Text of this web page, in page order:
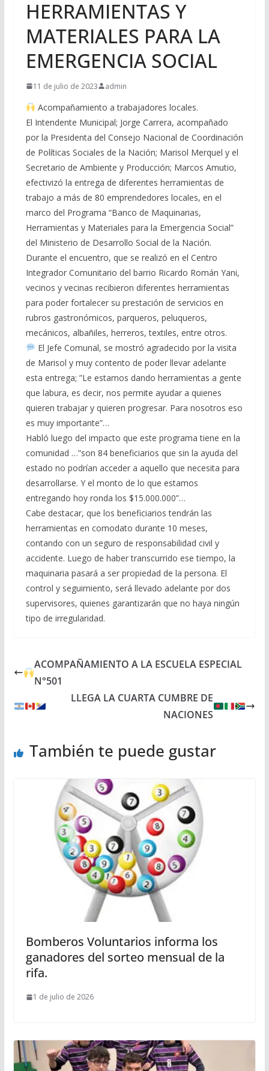
HERRAMIENTAS Y
MATERIALES PARA LA
EMERGENCIA SOCIAL
11 de julio de 2023 admin
Acompañamiento a trabajadores locales.
El Intendente Municipal; Jorge Carrera, acompañado
por la Presidenta del Consejo Nacional de Coordinación
de Políticas Sociales de la Nación; Marisol Merquel y el
Secretario de Ambiente y Producción; Marcos Amutio,
efectivizó la entrega de diferentes herramientas de
trabajo a más de 80 emprendedores locales, en el
marco del Programa “Banco de Maquinarias,
Herramientas y Materiales para la Emergencia Social”
del Ministerio de Desarrollo Social de la Nación.
Durante el encuentro, que se realizó en el Centro
Integrador Comunitario del barrio Ricardo Román Yani,
vecinos y vecinas recibieron diferentes herramientas
para poder fortalecer su prestación de servicios en
rubros gastronómicos, parqueros, peluqueros,
mecánicos, albañiles, herreros, textiles, entre otros.
El Jefe Comunal, se mostró agradecido por la visita
de Marisol y muy contento de poder llevar adelante
esta entrega; ”Le estamos dando herramientas a gente
que labura, es decir, nos permite ayudar a quienes
quieren trabajar y quieren progresar. Para nosotros eso
es muy importante”…
Habló luego del impacto que este programa tiene en la
comunidad …”son 84 beneficiarios que sin la ayuda del
estado no podrían acceder a aquello que necesita para
desarrollarse. Y el monto de lo que estamos
entregando hoy ronda los $15.000.000”…
Cabe destacar, que los beneficiarios tendrán las
herramientas en comodato durante 10 meses,
contando con un seguro de responsabilidad civil y
accidente. Luego de haber transcurrido ese tiempo, la
maquinaria pasará a ser propiedad de la persona. El
control y seguimiento, será llevado adelante por dos
supervisores, quienes garantizarán que no haya ningún
tipo de irregularidad.
ACOMPAÑAMIENTO A LA ESCUELA ESPECIAL
N°501
LLEGA LA CUARTA CUMBRE DE
NACIONES
También te puede gustar
Bomberos Voluntarios informa los
ganadores del sorteo mensual de la
rifa.
1 de julio de 2026